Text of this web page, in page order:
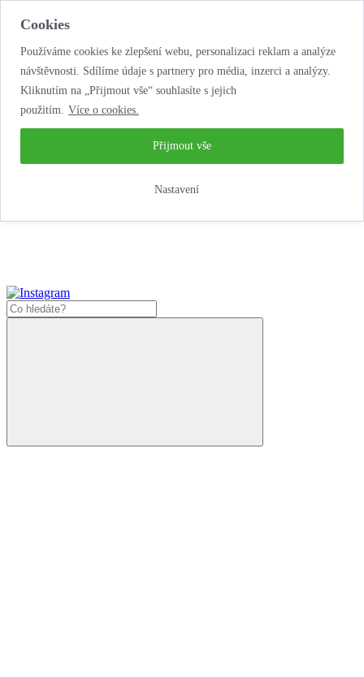
Cookies
Používáme cookies ke zlepšení webu, personalizaci reklam a analýze
návštěvnosti. Sdílíme údaje s partnery pro média, inzerci a analýzy.
Kliknutím na „Přijmout vše“ souhlasíte s jejich
použitím. Více o cookies.
Nastavení
Přijmout vše
...neobyčejná jízda životem!